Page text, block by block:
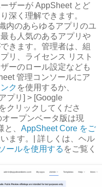
ザーが AppSheet とど
深く理解できます。
内のあらゆるアプリのユ
も人気のあるアプリや
きます。管理者は、組
リ、ライセンス リスト
ーのロール設定なども
管理コンソールにア
ク を使用するか、
プリ] > [Google
クリックしてくださ
ープンベータ版は現
、 AppSheet Core をご
ます。| 詳しくは、ヘル
ールを使用する をご覧く